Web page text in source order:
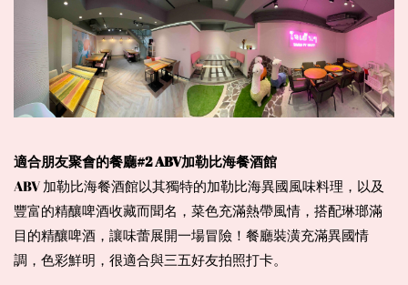
適合朋友聚會的餐廳#2 ABV加勒比海餐酒館
ABV 加勒比海餐酒館以其獨特的加勒比海異國風味料理，以及
豐富的精釀啤酒收藏而聞名，菜色充滿熱帶風情，搭配琳瑯滿
目的精釀啤酒，讓味蕾展開一場冒險！餐廳裝潢充滿異國情
調，色彩鮮明，很適合與三五好友拍照打卡。